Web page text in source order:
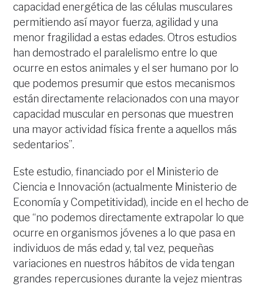
capacidad energética de las células musculares
permitiendo así mayor fuerza, agilidad y una
menor fragilidad a estas edades. Otros estudios
han demostrado el paralelismo entre lo que
ocurre en estos animales y el ser humano por lo
que podemos presumir que estos mecanismos
están directamente relacionados con una mayor
capacidad muscular en personas que muestren
una mayor actividad física frente a aquellos más
sedentarios”.
Este estudio, financiado por el Ministerio de
Ciencia e Innovación (actualmente Ministerio de
Economía y Competitividad), incide en el hecho de
que “no podemos directamente extrapolar lo que
ocurre en organismos jóvenes a lo que pasa en
individuos de más edad y, tal vez, pequeñas
variaciones en nuestros hábitos de vida tengan
grandes repercusiones durante la vejez mientras